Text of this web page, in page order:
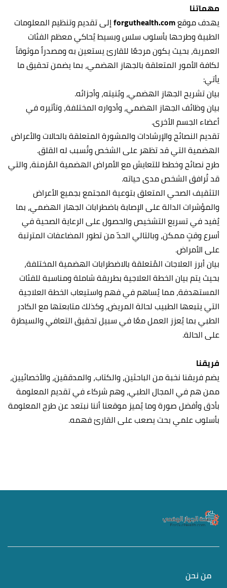
مهماتنا
يهدف موقعforguthealth.comإلى تقديم وتنظيم المعلومات
الطبية وطرحها بأسلوب سلس وبسيط يُحاكي معظم الفئات
العمرية، بحيث يكون مرجعًا للقارئ يستعين به ومصدراً موثوقاً
لكافة الأمور المتعلقة بالجهاز الهضمي، بما يضمن تحقيق ما
يأتي:
بيان تشريح الجهاز الهضمي، وبُنيته، وأجزائه.
بيان وظائف الجهاز الهضمي، وأدواره المختلفة، وتأثيره في
أعضاء الجسم الأخرى.
تقديم النصائح والإرشادات والمشورة المتعلقة بالحالات والأعراض
الهضمية التي قد تظهر على الشخص وتُسبب له القلق.
طرح نصائح وخطط للتعايش مع الأمراض الهضمية المُزمنة، والتي
قد تُرافق الشخص مدى حياته.
التثقيف الصحي المتعلق بتوعية المجتمع بجميع الأعراض
والمؤشرات الدالة على الإصابة باضطرابات الجهاز الهضمي، بما
يُفيد في تسريع التشخيص والحصول على الرعاية الصحية في
أسرع وقتٍ ممكن، وبالتالي الحدّ من تطور المضاعفات المترتبة
على الأمراض.
بيان أبرز العلاجات المُتعلقة بالاضطرابات الهضمية المختلفة،
بحيث يتم بيان الخطة العلاجية بطريقة شاملة ومناسبة للفئات
المستهدفة، مما يُساهم في فهم واستيعاب الخطة العلاجية
التي يتبعها الطبيب لحالة المريض، وكذلك متابعتها مع الكادر
الطبي بما يُعزز العمل معًا في سبيل تحقيق التعافي والسيطرة
على الحالة.
فريقنا
يضم فريقنا نخبة من الباحثين، والكتاب، والمدققين، والأخصائيين،
ممن هم في المجال الطبي، وهم شركاء في تقديم المعلومة
بأدق وأفضل صورة وما يُميز موقعنا أننا نبتعد عن طرح المعلومة
بأسلوب علمي بحت يصعب على القارئ فهمه.
من نحن